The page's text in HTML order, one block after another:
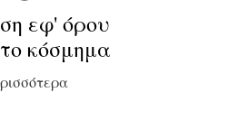
εφ' όρου
κόσμημα